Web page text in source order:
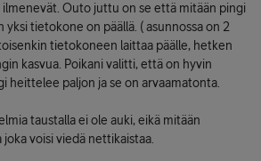
Outo juttu on se että mitään pingi
yksi tietokone on päällä. ( asunnossa on 2
tietokoneen laittaa päälle, hetken
kasvua. Poikani valitti, että on hyvin
heittelee paljon ja se on arvaamatonta.
taustalla ei ole auki, eikä mitään
voisi viedä nettikaistaa.